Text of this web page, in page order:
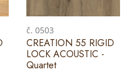
č. 0503
CREATION 55 RIGID
LOCK ACOUSTIC -
Quartet